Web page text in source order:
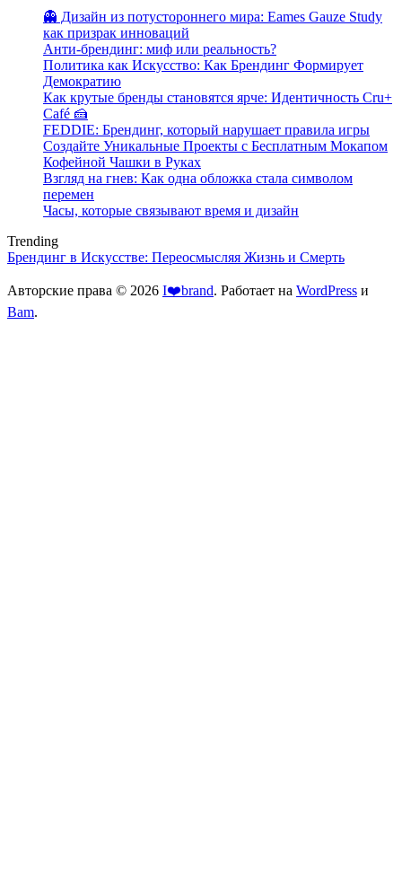
👻 Дизайн из потустороннего мира: Eames Gauze Study
как призрак инноваций
Анти-брендинг: миф или реальность?
Политика как Искусство: Как Брендинг Формирует
Демократию
Как крутые бренды становятся ярче: Идентичность Cru+
Café 🍰
FEDDIE: Брендинг, который нарушает правила игры
Создайте Уникальные Проекты с Бесплатным Мокапом
Кофейной Чашки в Руках
Взгляд на гнев: Как одна обложка стала символом
перемен
Часы, которые связывают время и дизайн
Trending
Брендинг в Искусстве: Переосмысляя Жизнь и Смерть
Авторские права © 2026 I❤️brand. Работает на WordPress и
Bam.